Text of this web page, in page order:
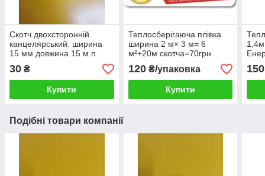
Скотч двохсторонній
канцелярський. ширина
15 мм довжина 15 м.п.
30 ₴
Купити
Теплосберігаюча плівка
ширина 2 м× 3 м= 6
м²+20м скотча=70грн
120₴/упаковка
Купити
150
Подібні товари компанії